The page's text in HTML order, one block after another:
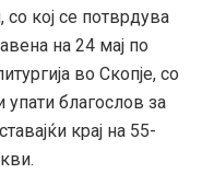
кој се потврдува
на 24 мај по
во Скопје, со
упати благослов за
крај на 55-